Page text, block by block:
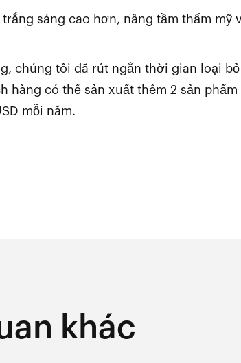
sáng cao hơn, nâng tầm thẩm mỹ
chúng tôi đã rút ngắn thời gian loại bỏ
hàng có thể sản xuất thêm 2 sản phẩm
mỗi năm.
khác